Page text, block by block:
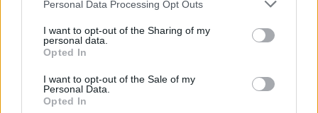
not limited to your visit or usage behaviour. You may click to
grant or deny consent to Google and its third-party tags to
use your data for below specified purposes in below Google
consent section.
Personal Data Processing Opt Outs
I want to opt-out of the Sharing of my
personal data.
Opted In
I want to opt-out of the Sale of my
Personal Data.
Opted In
Παρά τις επιφυλάξεις, υπάρχουν παραδείγματα
όπου η τεχνητή νοημοσύνη φαίνεται να προσφέρει
πραγματικά υποστήριξη. Ένα εντυπωσιακό
χιλιάδες οδηγούς φορτηγών στη Βραζιλία. Ο
βοηθός αυτός, με τη χρήση φωνής, κειμένου και